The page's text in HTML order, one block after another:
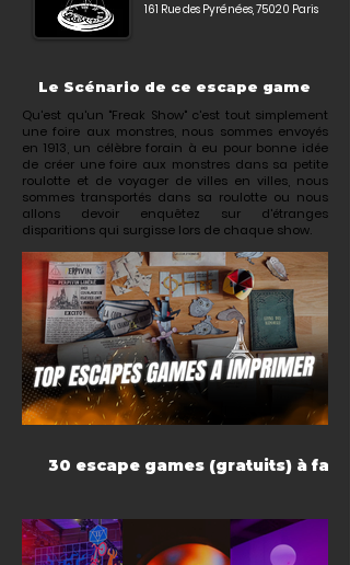
161 Rue des Pyrénées, 75020 Paris
Le Scénario de ce escape game
Qu'est qu'un "Freak Show" c'est tout simplement
une foire aux monstres, nous sommes envoyés
en 1913, un célèbre forain à eu pour bonne idée
de créer une foire aux monstres dans sa petite
roulotte et de voyager de villes en villes, nous
sommes transportés dans sa roulotte ou nous
allons devoir enquêtez sur d'étranges
disparitions qui surgisse lors de chaque show.
30 escape games (gratuits) à faire